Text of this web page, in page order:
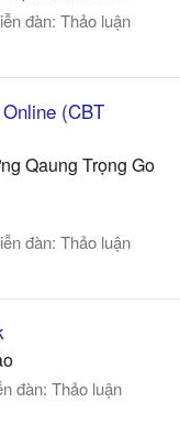
đàn: Thảo luận
(CBT
Qaung Trọng Go
đàn: Thảo luận
đàn: Thảo luận